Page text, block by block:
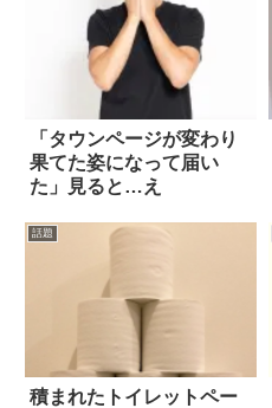
「タウンページが変わり
果てた姿になって届い
た」見ると…え
話題
積まれたトイレットペー